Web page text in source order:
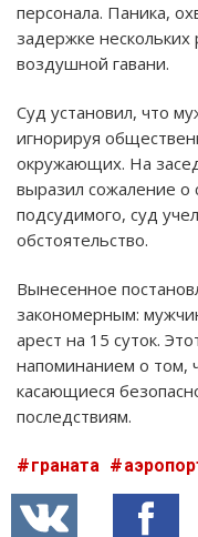
персонала. Паника,
задержке
воздушной гавани.
Суд установил, что
игнорируя
окружающих. На
выразил сожаление о
подсудимого, суд
обстоятельство.
Вынесенное
закономерным:
арест на 15 суток.
напоминанием о том,
касающиеся
последствиям.
граната